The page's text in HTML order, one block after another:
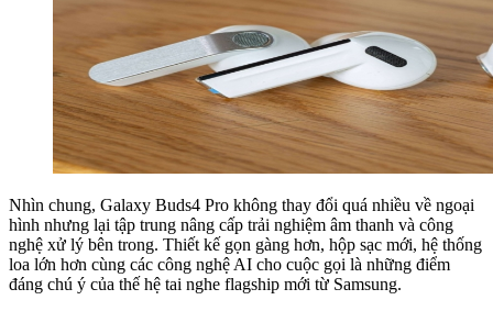
Nhìn chung, Galaxy Buds4 Pro không thay đổi quá nhiều về ngoại
hình nhưng lại tập trung nâng cấp trải nghiệm âm thanh và công
nghệ xử lý bên trong. Thiết kế gọn gàng hơn, hộp sạc mới, hệ thống
loa lớn hơn cùng các công nghệ AI cho cuộc gọi là những điểm
đáng chú ý của thế hệ tai nghe flagship mới từ Samsung.